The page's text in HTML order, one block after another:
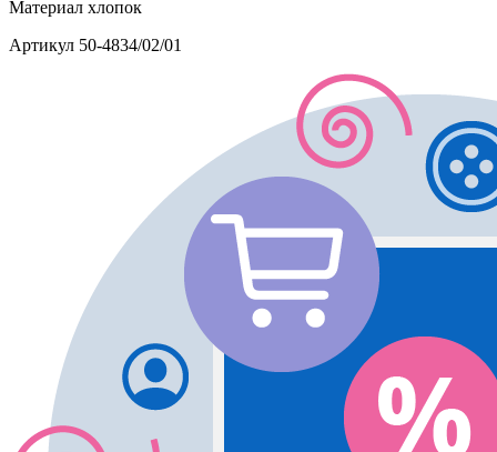
Материал хлопок
Артикул 50-4834/02/01